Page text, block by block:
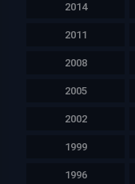
2014
2011
2008
2005
2002
1999
1996